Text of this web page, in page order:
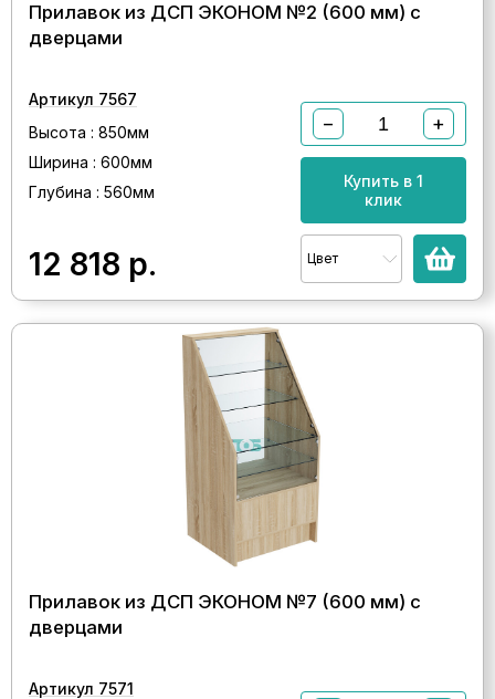
Прилавок из ДСП ЭКОНОМ №2 (600 мм) с
дверцами
Артикул 7567
Высота : 850мм
Ширина : 600мм
Глубина : 560мм
12 818 р.
− +
Купить в 1
клик
Цвет
Прилавок из ДСП ЭКОНОМ №7 (600 мм) с
дверцами
Артикул 7571